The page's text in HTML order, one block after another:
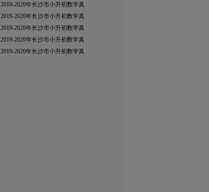
2019-2020年长沙市小升初数学真
2019-2020年长沙市小升初数学真
2019-2020年长沙市小升初数学真
2019-2020年长沙市小升初数学真
2019-2020年长沙市小升初数学真